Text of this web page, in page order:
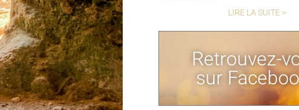
LIRE LA SUITE >
Retrouvez-
sur